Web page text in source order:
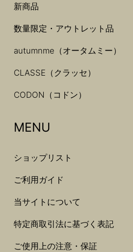
新商品
数量限定・アウトレット品
autumnme（オータムミー）
CLASSE（クラッセ）
CODON（コドン）
MENU
ショップリスト
ご利用ガイド
当サイトについて
特定商取引法に基づく表記
ご使用上の注意・保証